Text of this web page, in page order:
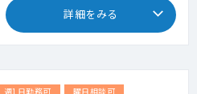
詳細をみる
週1日勤務可 曜日相談可